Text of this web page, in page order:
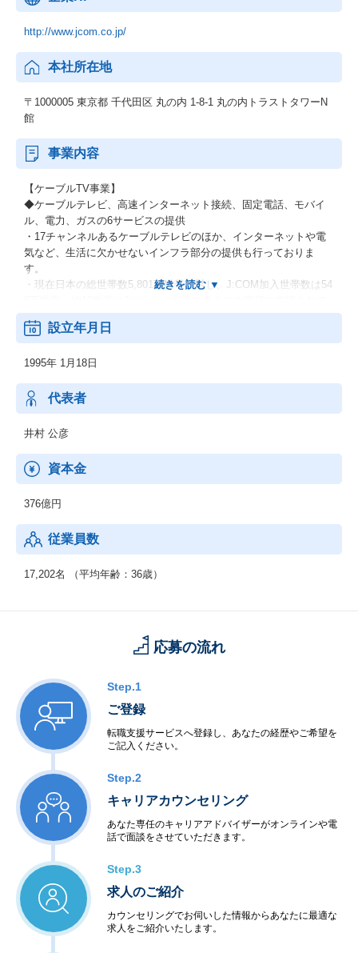
http://www.jcom.co.jp/
本社所在地
〒1000005 東京都 千代田区 丸の内 1-8-1 丸の内トラストタワーN
館
事業内容
【ケーブルTV事業】
◆ケーブルテレビ、高速インターネット接続、固定電話、モバイ
ル、電力、ガスの6サービスの提供
・17チャンネルあるケーブルテレビのほか、インターネットや電
気など、生活に欠かせないインフラ部分の提供も行っておりま
す。
・現在日本の総世帯数5,801万世帯に対し、J:COM加入世帯数は54
おります！
◆各種専門チャンネルへの出資、運営：現在ジュピターテレコム
では、17チャンネルを運営しております！
◆各種VODサービスへのコンテンツ調達、販売：例）「NETFLI
X」
◆映画の企画製作、配給：例）「カメラを止めるな！」など
設立年月日
1995年 1月18日
代表者
井村 公彦
資本金
376億円
従業員数
17,202名 （平均年齢：36歳）
応募の流れ
Step.1
ご登録
転職支援サービスへ登録し、あなたの経歴やご希望を
ご記入ください。
Step.2
キャリアカウンセリング
あなた専任のキャリアアドバイザーがオンラインや電
話で面談をさせていただきます。
Step.3
求人のご紹介
カウンセリングでお伺いした情報からあなたに最適な
求人をご紹介いたします。